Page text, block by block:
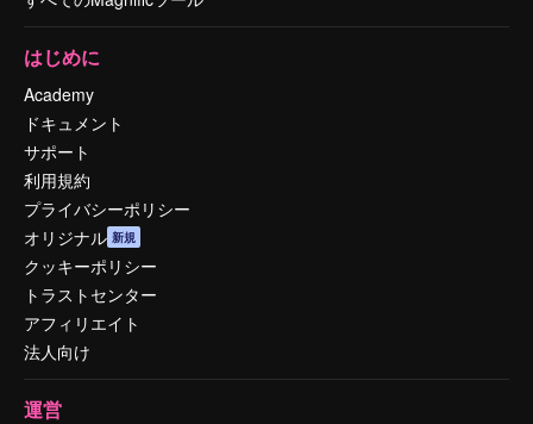
はじめに
Academy
ドキュメント
サポート
利用規約
プライバシーポリシー
オリジナル 新規
クッキーポリシー
トラストセンター
アフィリエイト
法人向け
運営